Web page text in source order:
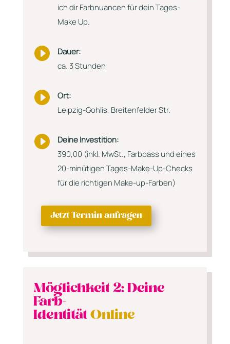
ich dir Farbnuancen für dein Tages-
Make Up.

Dauer:
ca. 3 Stunden

Ort:
Leipzig-Gohlis, Breitenfelder Str.

Deine Investition:
390,00 (inkl. MwSt., Farbpass und eines
20-minütigen Tages-Make-Up-Checks
für die richtigen Make-up-Farben)
Jetzt Termin anfragen
Möglichkeit 2: Deine
Farb-
IdentitätOnline